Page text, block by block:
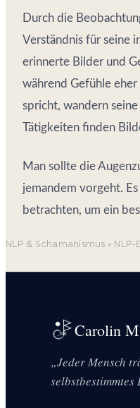
Durch die
Verständnis für seine
erinnerte Bilder und
während Gefühle
spricht, wandern
Tätigkeiten finden
Man sollte die
jemandem vorgeht.
betrachten, um ein
NLP & Schamanismus » NLP-
Carolin
„Jeder Mensch
selbstbestimmtes